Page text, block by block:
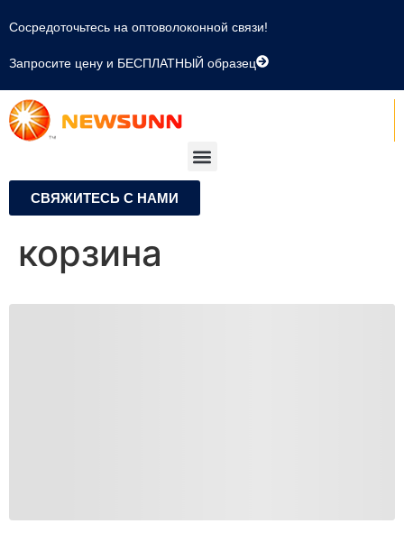
Сосредоточьтесь на оптоволоконной связи!
Запросите цену и БЕСПЛАТНЫЙ образец
СВЯЖИТЕСЬ С НАМИ
корзина